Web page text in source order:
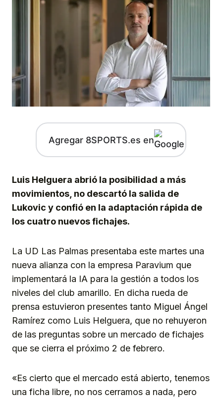
Agregar 8SPORTS.es en
Luis Helguera abrió la posibilidad a más
movimientos, no descartó la salida de
Lukovic y confió en la adaptación rápida de
los cuatro nuevos fichajes.
La UD Las Palmas presentaba este martes una
nueva alianza con la empresa Paravium que
implementará la IA para la gestión a todos los
niveles del club amarillo. En dicha rueda de
prensa estuvieron presentes tanto Miguel Ángel
Ramírez como Luis Helguera, que no rehuyeron
de las preguntas sobre un mercado de fichajes
que se cierra el próximo 2 de febrero.
«Es cierto que el mercado está abierto, tenemos
una ficha libre, no nos cerramos a nada, pero